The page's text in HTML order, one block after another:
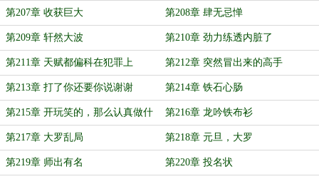
第207章 收获巨大 第208章 肆无忌惮
第209章 轩然大波 第210章 劲力练透内脏了
第211章 天赋都偏科在犯罪上 第212章 突然冒出来的高手
第213章 打了你还要你说谢谢 第214章 铁石心肠
第215章 开玩笑的，那么认真做什
么？
第216章 龙吟铁布衫
第217章 大罗乱局 第218章 元旦，大罗
第219章 师出有名 第220章 投名状